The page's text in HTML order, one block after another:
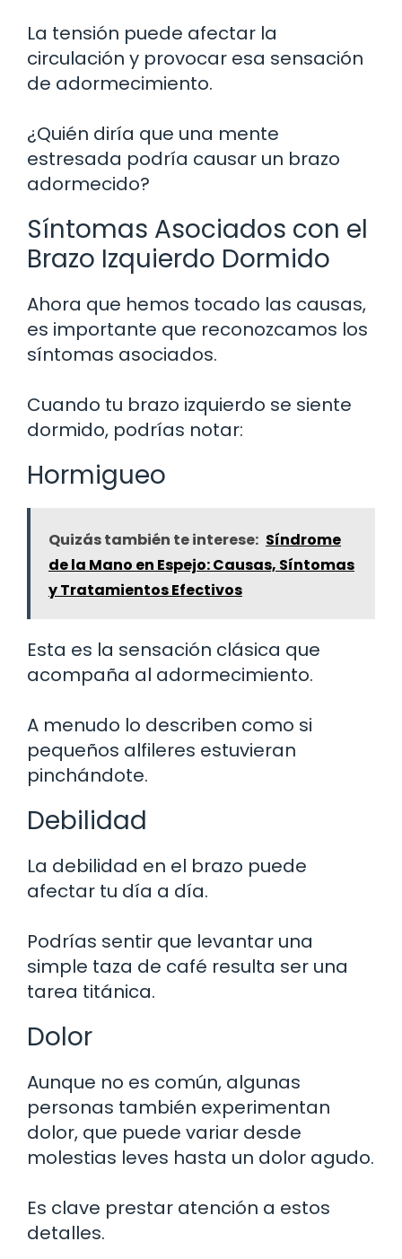
La tensión puede afectar la
circulación y provocar esa sensación
de adormecimiento.
¿Quién diría que una mente
estresada podría causar un brazo
adormecido?
Síntomas Asociados con el
Brazo Izquierdo Dormido
Ahora que hemos tocado las causas,
es importante que reconozcamos los
síntomas asociados.
Cuando tu brazo izquierdo se siente
dormido, podrías notar:
Hormigueo
Quizás también te interese: Síndrome
de la Mano en Espejo: Causas, Síntomas
y Tratamientos Efectivos
Esta es la sensación clásica que
acompaña al adormecimiento.
A menudo lo describen como si
pequeños alfileres estuvieran
pinchándote.
Debilidad
La debilidad en el brazo puede
afectar tu día a día.
Podrías sentir que levantar una
simple taza de café resulta ser una
tarea titánica.
Dolor
Aunque no es común, algunas
personas también experimentan
dolor, que puede variar desde
molestias leves hasta un dolor agudo.
Es clave prestar atención a estos
detalles.